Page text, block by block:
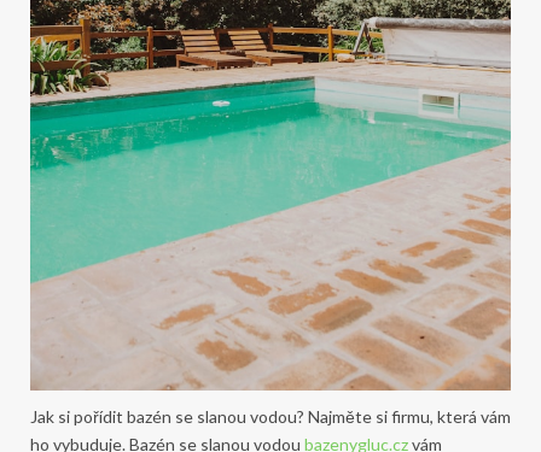
Jak si pořídit bazén se slanou vodou? Najměte si firmu, která vám
ho vybuduje. Bazén se slanou vodou bazenygluc.czvám